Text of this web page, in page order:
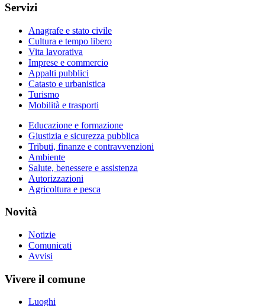
Servizi
Anagrafe e stato civile
Cultura e tempo libero
Vita lavorativa
Imprese e commercio
Appalti pubblici
Catasto e urbanistica
Turismo
Mobilità e trasporti
Educazione e formazione
Giustizia e sicurezza pubblica
Tributi, finanze e contravvenzioni
Ambiente
Salute, benessere e assistenza
Autorizzazioni
Agricoltura e pesca
Novità
Notizie
Comunicati
Avvisi
Vivere il comune
Luoghi